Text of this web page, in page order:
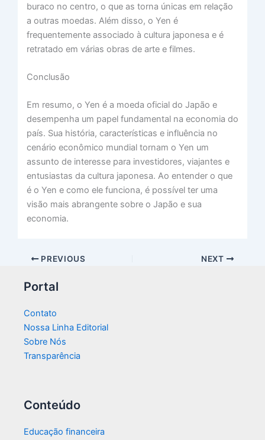
buraco no centro, o que as torna únicas em relação
a outras moedas. Além disso, o Yen é
frequentemente associado à cultura japonesa e é
retratado em várias obras de arte e filmes.
Conclusão
Em resumo, o Yen é a moeda oficial do Japão e
desempenha um papel fundamental na economia do
país. Sua história, características e influência no
cenário econômico mundial tornam o Yen um
assunto de interesse para investidores, viajantes e
entusiastas da cultura japonesa. Ao entender o que
é o Yen e como ele funciona, é possível ter uma
visão mais abrangente sobre o Japão e sua
economia.
PREVIOUS NEXT
Portal
Contato
Nossa Linha Editorial
Sobre Nós
Transparência​
Conteúdo
Educação financeira